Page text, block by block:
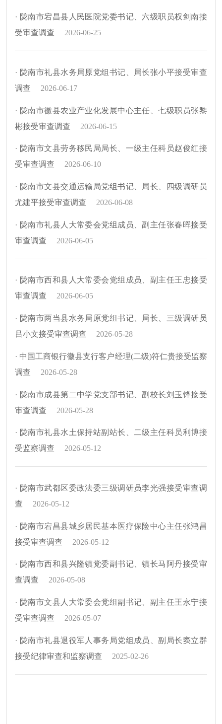
· 陇南市宕昌县人民医院党委书记、六级职员权剑南接
受审查调查
2026-06-25
· 陇南市礼县水务局原党组书记、局长张小平接受审查
调查
2026-06-17
· 陇南市徽县农业产业化发展中心主任、七级职员张黎
彬接受审查调查
2026-06-15
· 陇南市文县劳务移民局局长、一级主任科员赵俊红接
受审查调查
2026-06-10
· 陇南市文县交通运输局党组书记、局长、四级调研员
尤建平接受审查调查
2026-06-08
· 陇南市礼县人大常委会党组成员、副主任张春晖接受
审查调查
2026-06-05
· 陇南市西和县人大常委会党组成员、副主任王忠接受
审查调查
2026-06-05
· 陇南市两当县水务局原党组书记、局长、三级调研员
吕小文接受审查调查
2026-05-28
· 中国工商银行徽县支行客户经理(二级)符仁贵接受监察
调查
2026-05-28
· 陇南市成县第二中学党支部书记、副校长刘玉锋接受
审查调查
2026-05-28
· 陇南市礼县水土保持站副站长、二级主任科员利博接
受监察调查
2026-05-12
· 陇南市武都区委政法委三级调研员李光强接受审查调
查
2026-05-12
· 陇南市宕昌县城乡居民基本医疗保险中心主任张鸿昌
接受审查调查
2026-05-12
· 陇南市西和县兴隆镇党委副书记、镇长马阿丹接受审
查调查
2026-05-08
· 陇南市文县人大常委会党组副书记、副主任王永宁接
受审查调查
2026-05-07
· 陇南市礼县退役军人事务局党组成员、副局长窦立群
接受纪律审查和监察调查
2025-02-26